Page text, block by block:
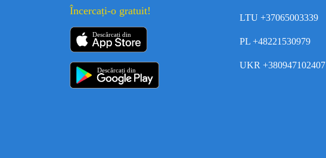
Încercați-o gratuit!
Descărcați din
Descărcați din
LTU +37065003339
PL +48221530979
UKR +380947102407